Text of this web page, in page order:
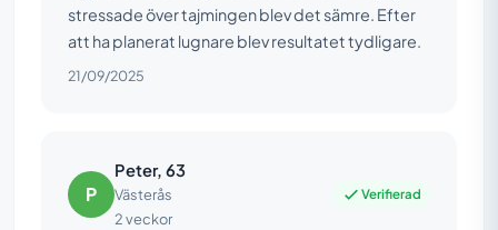
stressade över tajmingen blev det sämre. Efter
att ha planerat lugnare blev resultatet tydligare.
21/09/2025
P
Peter, 63
Västerås
2 veckor
Verifierad